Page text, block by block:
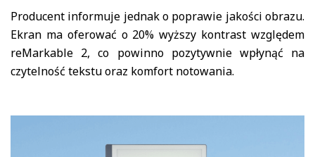
Producent informuje jednak o poprawie jakości obrazu.
Ekran ma oferować o 20% wyższy kontrast względem
reMarkable 2, co powinno pozytywnie wpłynąć na
czytelność tekstu oraz komfort notowania.